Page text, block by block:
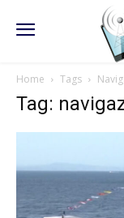
Home Tags
Tag: